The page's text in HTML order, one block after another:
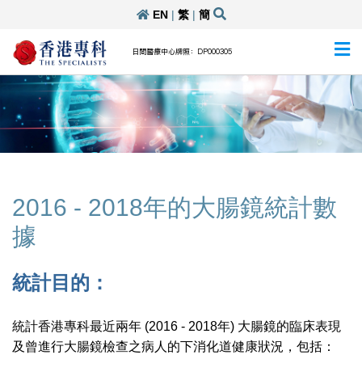
EN| 繁| 簡
日間醫療中心牌照：DP000305
2016 - 2018年的大腸鏡統計數
據
統計目的：
統計香港專科最近兩年 (2016 - 2018年) 大腸鏡的臨床表現
及曾進行大腸鏡檢查之病人的下消化道健康狀況，包括：